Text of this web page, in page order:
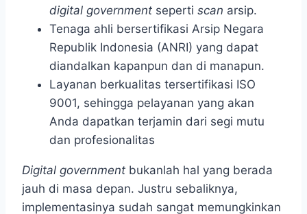
digital government seperti scan arsip.
Tenaga ahli bersertifikasi Arsip Negara
Republik Indonesia (ANRI) yang dapat
diandalkan kapanpun dan di manapun.
Layanan berkualitas tersertifikasi ISO
9001, sehingga pelayanan yang akan
Anda dapatkan terjamin dari segi mutu
dan profesionalitas
Digital government bukanlah hal yang berada
jauh di masa depan. Justru sebaliknya,
implementasinya sudah sangat memungkinkan